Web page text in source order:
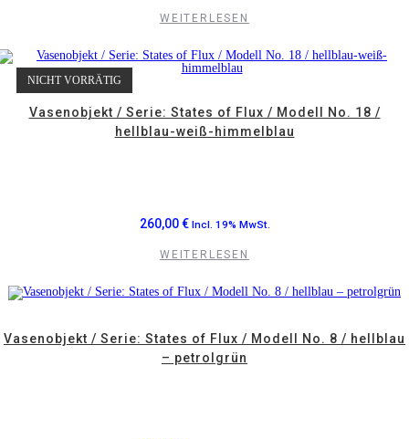
WEITERLESEN
NICHT VORRÄTIG
Vasenobjekt / Serie: States of Flux / Modell No. 18 /
hellblau-weiß-himmelblau
260,00€ Incl. 19% MwSt.
WEITERLESEN
Vasenobjekt / Serie: States of Flux / Modell No. 8 / hellblau
– petrolgrün